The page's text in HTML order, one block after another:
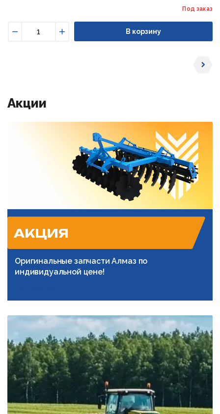
Под заказ
Увеличить
В корзину
Акции
АКЦИЯ
Оригинальные запчасти Алмаз по
индивидуальной цене!